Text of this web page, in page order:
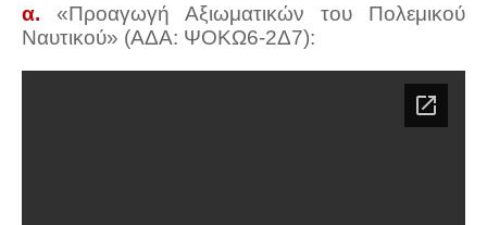
α. «Προαγωγή Αξιωματικών του Πολεμικού
Ναυτικού» (ΑΔΑ: ΨΟΚΩ6-2Δ7):